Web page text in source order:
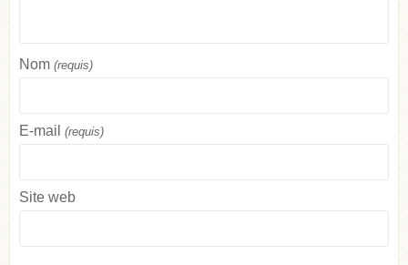
Nom (requis)
E-mail (requis)
Site web